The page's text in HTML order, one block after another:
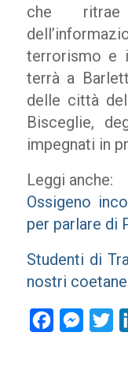
che
terrorismo e
terrà a
delle città
Bisceglie,
impegnati in
Leggi anche:
Ossigeno
per parlare di
Studenti di
nostri
Facebook